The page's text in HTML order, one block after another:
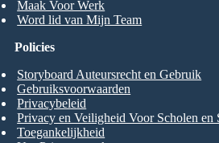
Maak Voor Werk
Word lid van Mijn Team
Policies
Storyboard Auteursrecht en Gebruik
Gebruiksvoorwaarden
Privacybeleid
Privacy en Veiligheid Voor Scholen en
Toegankelijkheid